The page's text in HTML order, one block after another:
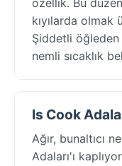
kıyılarda olmak
Şiddetli öğleden
nemli sıcaklık
Is Cook
Ağır, bunaltıcı
Adaları'ı